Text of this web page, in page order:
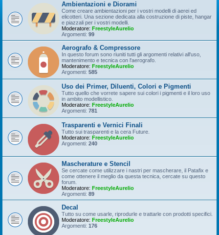
Ambientazioni e Diorami
Come creare ambientazioni per i vostri modelli di aerei ed
elicotteri. Una sezione dedicata alla costruzione di piste, hangar
e piazzali per i vostri modelli.
Moderatore: FreestyleAurelio
Argomenti: 99
Aerografo & Compressore
In questo forum sono riuniti tutti gli argomenti relativi all'uso,
mantenimento e tecnica con l'aerografo.
Moderatore: FreestyleAurelio
Argomenti: 585
Uso dei Primer, Diluenti, Colori e Pigmenti
Tutto quello che vorrete sapere sui colori i pigmenti e il loro uso
in ambito modellistico.
Moderatore: FreestyleAurelio
Argomenti: 781
Trasparenti e Vernici Finali
Tutto sui trasparenti e la cera Future.
Moderatore: FreestyleAurelio
Argomenti: 240
Mascherature e Stencil
Se cercate come utilizzare i nastri per mascherare, il Patafix e
come ottenere il meglio da questa tecnica, cercate su questo
forum.
Moderatore: FreestyleAurelio
Argomenti: 89
Decal
Tutto su come usarle, riprodurle e trattarle con prodotti specifici.
Moderatore: FreestyleAurelio
Argomenti: 176